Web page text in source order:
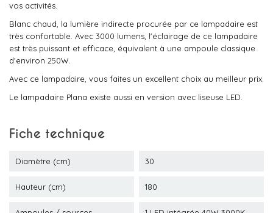
vos activités.
Blanc chaud, la lumière indirecte procurée par ce lampadaire est
très confortable. Avec 3000 lumens, l'éclairage de ce lampadaire
est très puissant et efficace, équivalent à une ampoule classique
d'environ 250W.
Avec ce lampadaire, vous faites un excellent choix au meilleur prix.
Le lampadaire Plana existe aussi en version avec liseuse LED.
Fiche technique
Diamètre (cm) 30
Hauteur (cm) 180